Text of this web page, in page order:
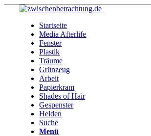
Startseite
Media Afterlife
Fenster
Plastik
Träume
Grünzeug
Arbeit
Papierkram
Shades of Hair
Gespenster
Helden
Suche
Menü